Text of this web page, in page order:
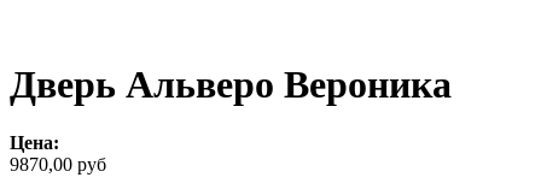
Дверь Альверо Вероника
Цена:
9870,00 руб